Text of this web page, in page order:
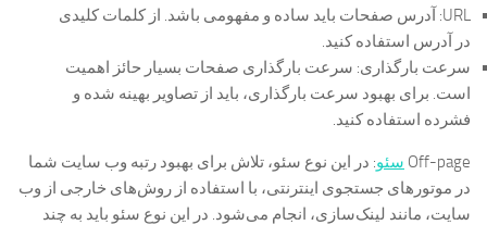
URL: آدرس صفحات باید ساده و مفهومی باشد. از کلمات کلیدی
در آدرس استفاده کنید.
سرعت بارگذاری: سرعت بارگذاری صفحات بسیار حائز اهمیت
است. برای بهبود سرعت بارگذاری، باید از تصاویر بهینه شده و
فشرده استفاده کنید.
Off-page سئو: در این نوع سئو، تلاش برای بهبود رتبه وب سایت شما
در موتورهای جستجوی اینترنتی، با استفاده از روش‌های خارجی از وب
سایت، مانند لینک‌سازی، انجام می‌شود. در این نوع سئو باید به چند